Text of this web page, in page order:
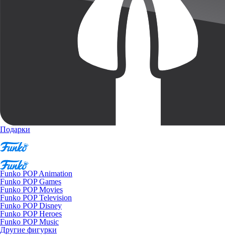
Подарки
Funko POP Animation
Funko POP Games
Funko POP Movies
Funko POP Television
Funko POP Disney
Funko POP Heroes
Funko POP Music
Другие фигурки